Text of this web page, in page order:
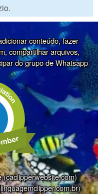
conteúdo, fazer
compartilhar arquivos,
do grupo de Whatsapp